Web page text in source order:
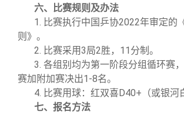
六、比赛规则及办法
1. 比赛执行中国乒协2022年审定的
则》。
2. 比赛采用3局2胜，11分制。
3. 各组别均为第一阶段分组循环赛
赛加附加赛决出1-8名。
4. 比赛用球：红双喜D40+（或银河
七、报名方法